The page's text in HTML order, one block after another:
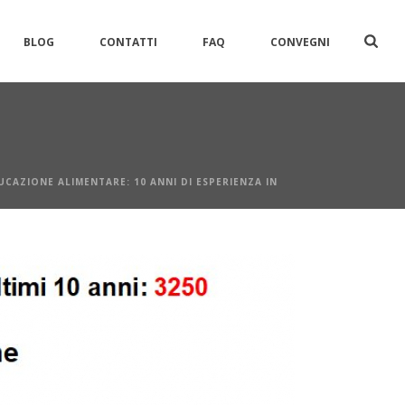
BLOG CONTATTI FAQ CONVEGNI
ALIMENTARE: 10 ANNI DI ESPERIENZA IN